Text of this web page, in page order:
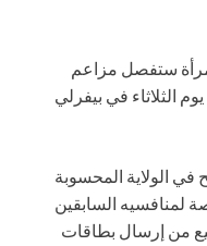
ستفصل مزاعم
الثلاثاء في بيفرلي
الولاية المحسوبة
لمنافسيه السابقين
من إرسال بطاقات